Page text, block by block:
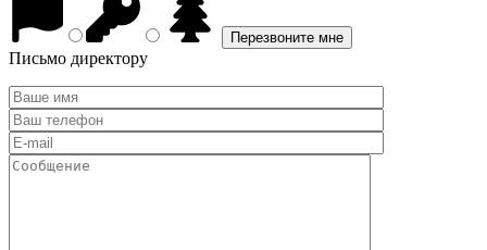
Письмо директору